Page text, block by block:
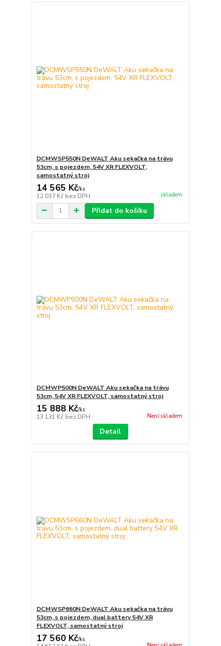
DCMWSP550N DeWALT Aku sekačka na trávu
53cm, s pojezdem, 54V XR FLEXVOLT,
samostatný stroj
14 565 Kč/ks
12 037 Kč bez DPH skladem
Přidat do košíku
DCMWP500N DeWALT Aku sekačka na trávu
53cm, 54V XR FLEXVOLT, samostatný stroj
15 888 Kč/ks
13 131 Kč bez DPH Není skladem
Detail
DCMWSP660N DeWALT Aku sekačka na trávu
53cm, s pojezdem, dual battery 54V XR
FLEXVOLT, samostatný stroj
17 560 Kč/ks